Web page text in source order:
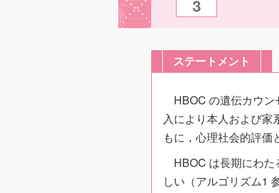
ステートメント
HBOC の遺伝カウ
入により本人および家
もに，心理社会的評価
HBOC は長期にわ
しい（アルゴリズム1